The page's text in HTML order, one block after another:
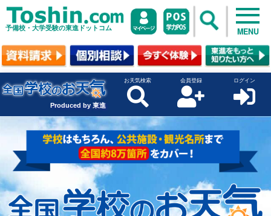
予備校・大学受験の東進ドットコム MENU
Produced by 東進
お天気検索 会員登録 ログイン